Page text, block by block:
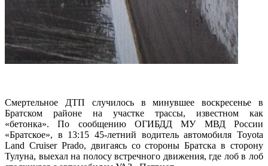
Смертельное ДТП случилось в минувшее воскресенье в
Братском районе на участке трассы, известном как
«бетонка». По сообщению ОГИБДД МУ МВД России
«Братское», в 13:15 45-летний водитель автомобиля Toyota
Land Cruiser Prado, двигаясь со стороны Братска в сторону
Тулуна, выехал на полосу встречного движения, где лоб в лоб